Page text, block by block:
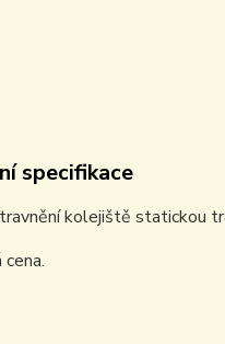
specifikace
kolejiště statickou